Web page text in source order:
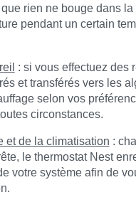
rien ne bouge dans
pendant un certain
: si vous effectuez des
et transférés vers les
selon vos
circonstances.
et de la climatisation :
le thermostat Nest
votre système afin de